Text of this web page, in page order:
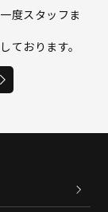
度スタッフま
ております。